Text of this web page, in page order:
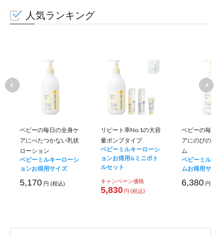
人気ランキング
ベビーの毎日の全身ケ
アにべたつかない乳状
ローション
ベビーミルキーローシ
ョンお得用サイズ
5,170 円 (税込)
リピート率No.1の大容
量ポンプタイプ
ベビーミルキーローシ
ョンお得用&ミニボト
ルセット
キャンペーン価格
5,830 円 (税込)
ベビーの毎日
アにのびのい
ム
ベビーミルキ
ムお得用サイ
6,380 円 (税